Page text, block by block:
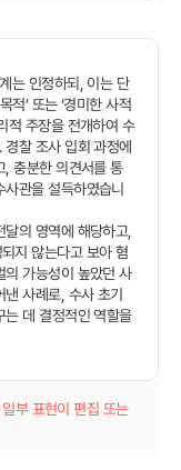
는 인정하되, 이는 단
적’ 또는 ‘경미한 사적
적 주장을 전개하여 수
찰 조사 입회 과정에
, 충분한 의견서를 통
관을 설득하였습니
의 영역에 해당하고,
지 않는다고 보아 혐
가능성이 높았던 사
낸 사례로, 수사 초기
데 결정적인 역할을
부 표현이 편집 또는